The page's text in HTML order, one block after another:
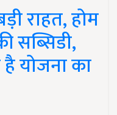
राहत, होम
सब्सिडी,
योजना का